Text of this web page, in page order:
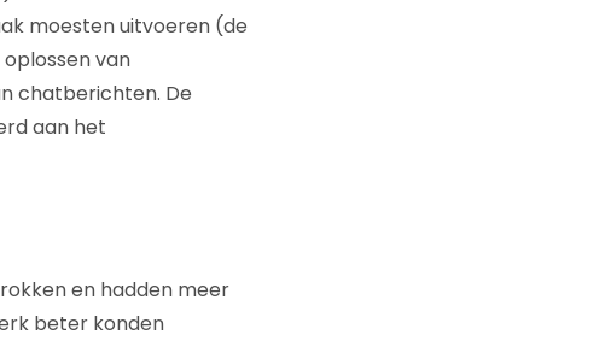
moesten uitvoeren (de
van
chatberichten. De
aan het
en hadden meer
beter konden